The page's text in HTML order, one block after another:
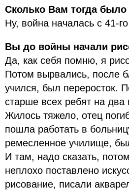
Сколько Вам тогда было
Ну, война началась с 41-
Вы до войны начали
Да, как себя помню, я
Потом вырвались, после
учился, был переросток.
старше всех ребят на
Жилось тяжело, отец
пошла работать в
ремесленное училище,
И там, надо сказать,
неплохо поставлено
рисование, писали